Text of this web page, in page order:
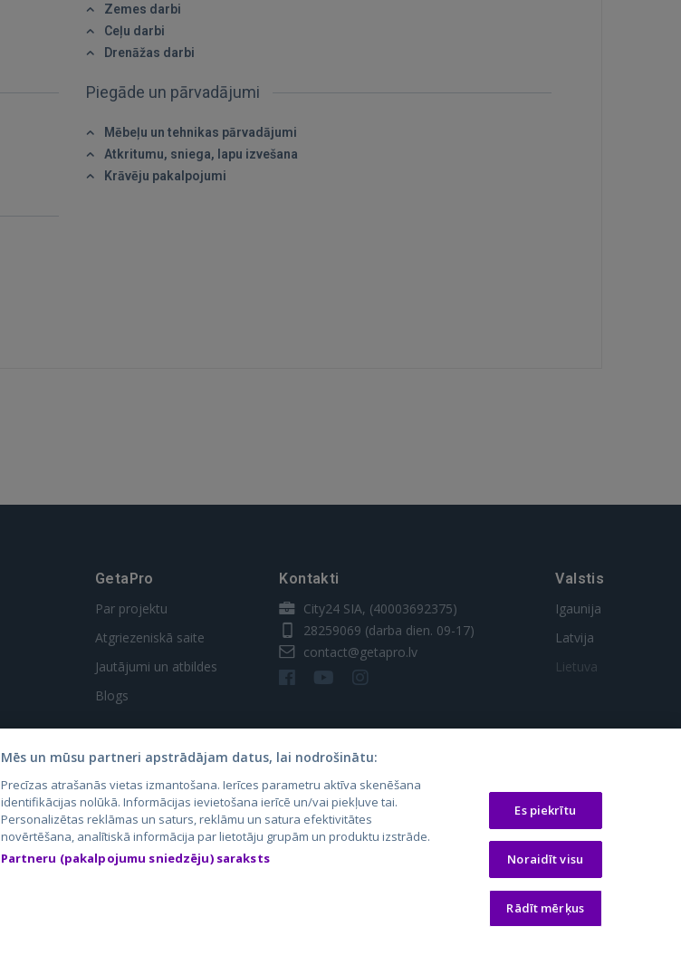
Zemes darbi
Ceļu darbi
Drenāžas darbi
Piegāde un pārvadājumi
Mēbeļu un tehnikas pārvadājumi
Atkritumu, sniega, lapu izvešana
Krāvēju pakalpojumi
GetaPro
Par projektu
Atgriezeniskā saite
Jautājumi un atbildes
Blogs
Kontakti
City24 SIA, (40003692375)
28259069 (darba dien. 09-17)
contact@getapro.lv
Valstis
Igaunija
Latvija
Lietuva
Skelbiu.lt
Autoplius.lt
Aruodas.lt
CVbankas.lt
Kainos.lt
Mēs un mūsu partneri apstrādājam datus, lai nodrošinātu:
Precīzas atrašanās vietas izmantošana. Ierīces parametru aktīva skenēšana
identifikācijas nolūkā. Informācijas ievietošana ierīcē un/vai piekļuve tai.
Personalizētas reklāmas un saturs, reklāmu un satura efektivitātes
novērtēšana, analītiskā informācija par lietotāju grupām un produktu izstrāde.
Partneru (pakalpojumu sniedzēju) saraksts
Es piekrītu
Noraidīt visu
Rādīt mērķus